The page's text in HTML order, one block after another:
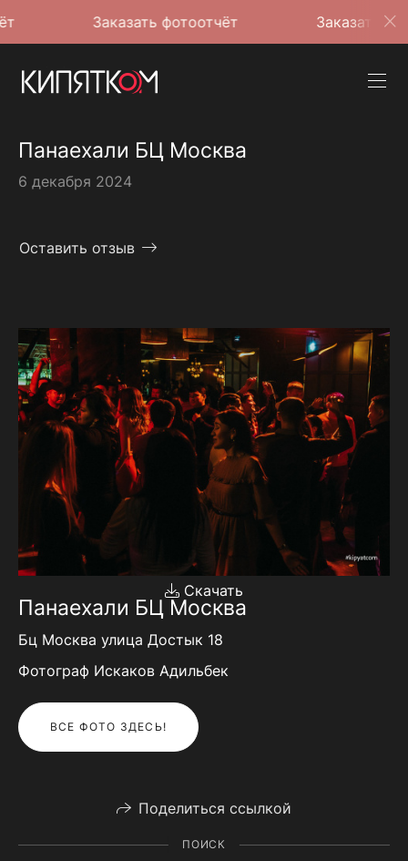
Заказать фотоотчёт Заказать фотоотчёт
Панаехали БЦ Москва
6 декабря 2024
Оставить отзыв
Скачать
Панаехали БЦ Москва
Бц Москва улица Достык 18
Фотограф Искаков Адильбек
ВСЕ ФОТО ЗДЕСЬ!
Поделиться ссылкой
ПОИСК